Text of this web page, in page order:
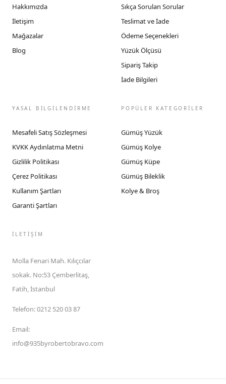
Hakkımızda
İletişim
Mağazalar
Blog
Sıkça Sorulan Sorular
Teslimat ve İade
Ödeme Seçenekleri
Yüzük Ölçüsü
Sipariş Takip
İade Bilgileri
YASAL BİLGİLENDİRME
Mesafeli Satış Sözleşmesi
KVKK Aydınlatma Metni
Gizlilik Politikası
Çerez Politikası
Kullanım Şartları
Garanti Şartları
POPÜLER KATEGORİLER
Gümüş Yüzük
Gümüş Kolye
Gümüş Küpe
Gümüş Bileklik
Kolye & Broş
İLETIŞIM
Molla Fenari Mah. Kılıçcılar
sokak. No:53 Çemberlitaş,
Fatih, İstanbul
Telefon:0212 520 03 87
Email:
info@935byrobertobravo.com